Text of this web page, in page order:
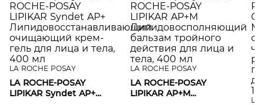
LA ROCHE POSAY
LA ROCHE-POSAY
LIPIKAR Syndet AP+
LA ROCHE POSAY
LA ROCHE-POSAY
LIPIKAR AP+M
LA